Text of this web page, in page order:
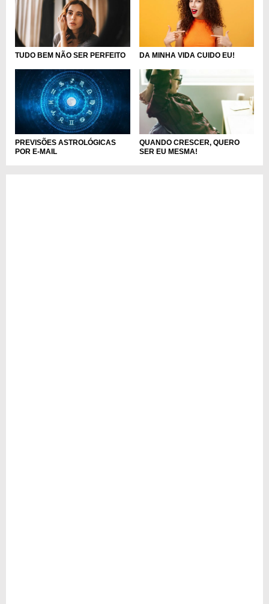
TUDO BEM NÃO SER PERFEITO DA MINHA VIDA CUIDO EU!
PREVISÕES ASTROLÓGICAS
POR E-MAIL
QUANDO CRESCER, QUERO
SER EU MESMA!